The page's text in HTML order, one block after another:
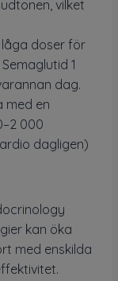
vilket
låga doser för
1
dag.
med en
000
dagligen)
kan öka
med enskilda